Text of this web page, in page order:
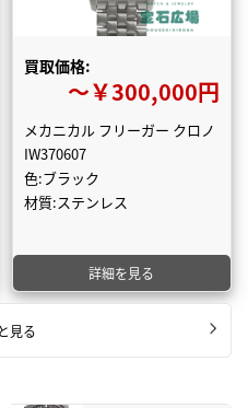
買取価格:
〜￥300,000円
メカニカル フリーガー クロノ
IW370607
色:ブラック
材質:ステンレス
詳細を見る
見る